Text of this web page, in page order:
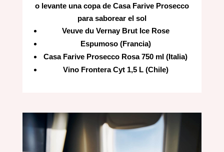
o levante una copa de Casa Farive Prosecco
para saborear el sol
Veuve du Vernay Brut Ice Rose
Espumoso (Francia)
Casa Farive Prosecco Rosa 750 ml (Italia)
Vino Frontera Cyt 1,5 L (Chile)